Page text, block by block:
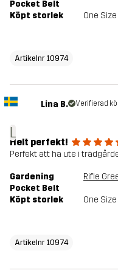
Pocket Belt
Köpt storlek One Size
Artikelnr 10974
L
Lina B. Verifierad
Helt perfekt!
Perfekt att ha ute i
Gardening
Pocket Belt
Rifle
Köpt storlek One Size
Artikelnr 10974